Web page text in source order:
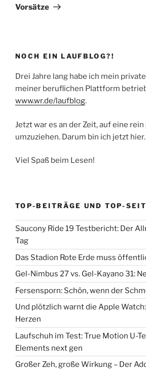
Vorsätze
NOCH EIN LAUFBLOG?!
Drei Jahre lang habe ich mein
meiner beruflichen Plattform
www.wr.de/laufblog.
Jetzt war es an der Zeit, auf eine
umzuziehen. Darum bin ich jetzt hier.
Viel Spaß beim Lesen!
TOP-BEITRÄGE UND TOP-
Saucony Ride 19 Testbericht: Der
Tag
Das Stadion Rote Erde muss
Gel-Nimbus 27 vs. Gel-Kayano 31:
Fersensporn: Schön, wenn der
Und plötzlich warnt die Apple
Herzen
Laufschuh im Test: True Motion U-
Elements next gen
Großer Zeh, große Wirkung – Der